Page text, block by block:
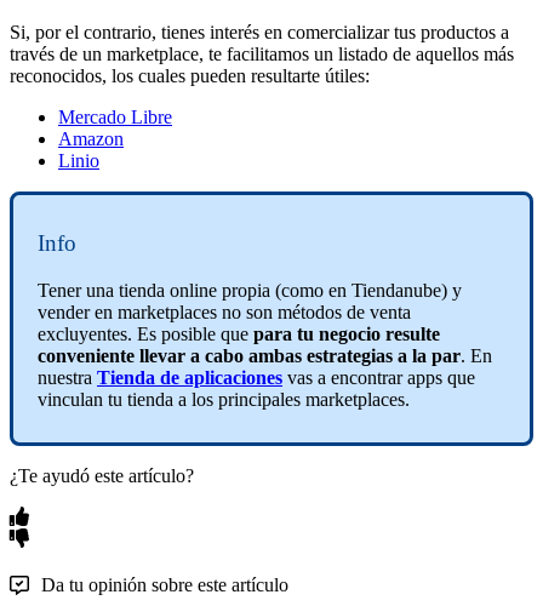
Si, por el contrario, tienes interés en comercializar tus productos a
través de un marketplace, te facilitamos un listado de aquellos más
reconocidos, los cuales pueden resultarte útiles:
Mercado Libre
Amazon
Linio
Info
Tener una tienda online propia (como en Tiendanube) y
vender en marketplaces no son métodos de venta
excluyentes. Es posible que para tu negocio resulte
conveniente llevar a cabo ambas estrategias a la par. En
nuestra Tienda de aplicaciones vas a encontrar apps que
vinculan tu tienda a los principales marketplaces.
¿Te ayudó este artículo?
Da tu opinión sobre este artículo